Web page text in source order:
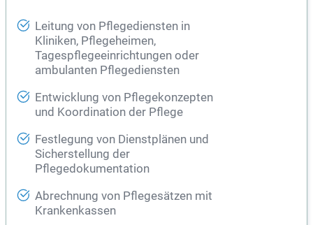
Leitung von Pflegediensten in
Kliniken, Pflegeheimen,
Tagespflegeeinrichtungen oder
ambulanten Pflegediensten
Entwicklung von Pflegekonzepten
und Koordination der Pflege
Festlegung von Dienstplänen und
Sicherstellung der
Pflegedokumentation
Abrechnung von Pflegesätzen mit
Krankenkassen